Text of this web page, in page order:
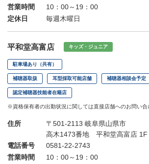
営業時間
10：00～19：00
定休日
毎週木曜日
平和堂高富店 キッズ・ジュニア
駐車場あり（共有）
補聴器取扱 耳型採取可能店舗 補聴器相談会予定
認定補聴器技能者在籍店
※資格保有者の出勤状況に関しては直接店舗へのお問い合
住所
〒501-2113 岐阜県山県市
高木1473番地 平和堂高富店 1F
電話番号
0581-22-2743
営業時間
10：00～19：00